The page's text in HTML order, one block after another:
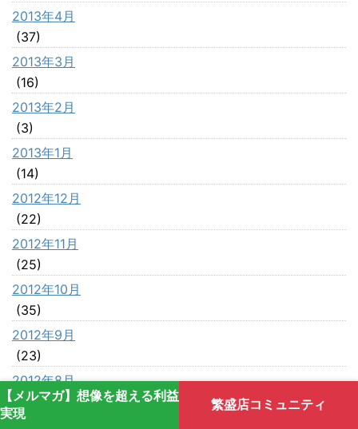
【メルマガ】想像を超える利益
実現
繁盛店コミュニティ
2013年4月
(37)
2013年3月
(16)
2013年2月
(3)
2013年1月
(14)
2012年12月
(22)
2012年11月
(25)
2012年10月
(35)
2012年9月
(23)
2012年8月
(42)